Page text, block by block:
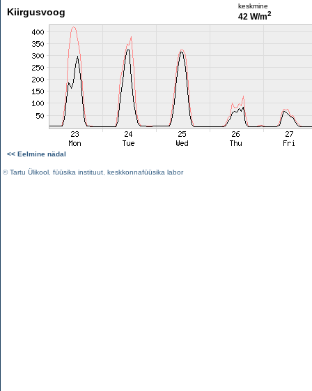
Kiirgusvoog
keskmine
42 W/m2
<< Eelmine nädal
©Tartu Ülikool füüsika instituut keskkonnafüüsika labor